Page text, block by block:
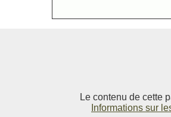
Le contenu de cette
Informations sur